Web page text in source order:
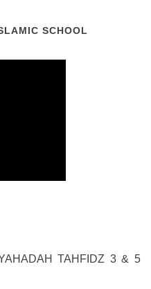
SCHOOL
TAHFIDZ 3 & 5